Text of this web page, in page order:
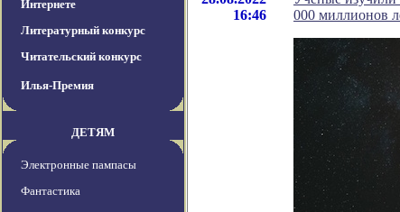
Интернете
Литературный конкурс
Читательский конкурс
Илья-Премия
ДЕТЯМ
Электронные пампасы
Фантастика
16:46
000 миллионов